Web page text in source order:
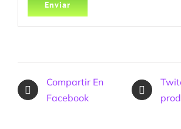
Compartir En
Facebook